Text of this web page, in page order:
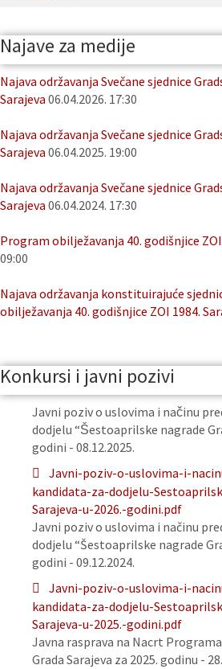
Najave za medije
Najava održavanja Svečane sjednice
Sarajeva 06.04.2026. 17:30
Najava održavanja Svečane sjednice
Sarajeva 06.04.2025. 19:00
Najava održavanja Svečane sjednice
Sarajeva 06.04.2024. 17:30
Program obilježavanja 40. godišnjice
09:00
Najava održavanja konstituirajuće
obilježavanja 40. godišnjice ZOI 1984.
Konkursi i javni pozivi
Javni poziv o uslovima i načinu
dodjelu “Šestoaprilske nagrade
godini - 08.12.2025.
Javni-poziv-o-uslovima-i-
kandidata-za-dodjelu-
Sarajeva-u-2026.-godini.pdf
Javni poziv o uslovima i načinu
dodjelu “Šestoaprilske nagrade
godini - 09.12.2024.
Javni-poziv-o-uslovima-i-
kandidata-za-dodjelu-
Sarajeva-u-2025.-godini.pdf
Javna rasprava na Nacrt
Grada Sarajeva za 2025. godinu -